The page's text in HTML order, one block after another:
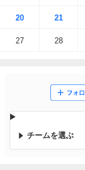
20 21
27 28
チームを選ぶ